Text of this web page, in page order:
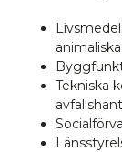
Tekniska